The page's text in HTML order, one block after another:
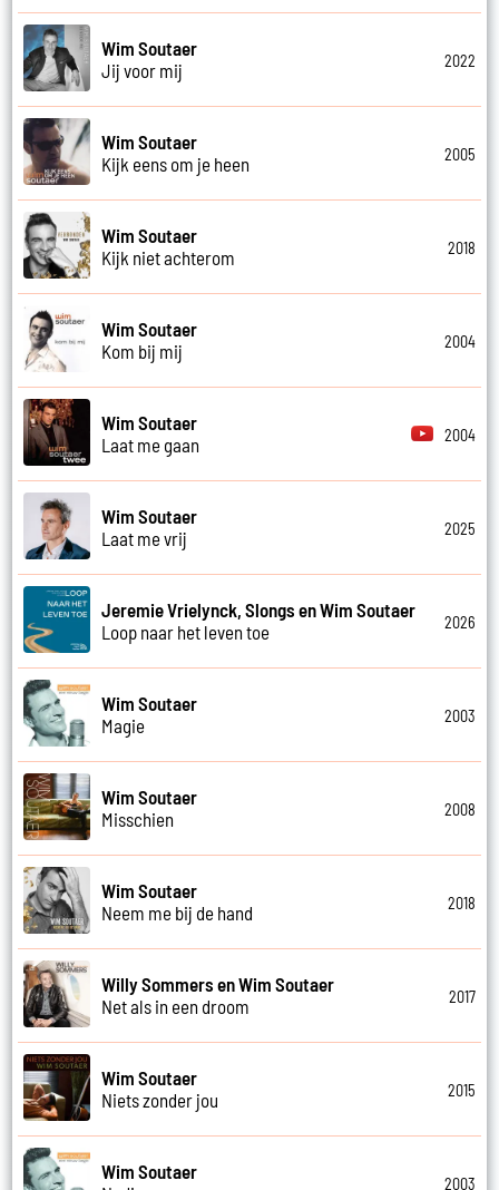
Wim Soutaer
Jij voor mij
2022
Wim Soutaer
Kijk eens om je heen
2005
Wim Soutaer
Kijk niet achterom
2018
Wim Soutaer
Kom bij mij
2004
Wim Soutaer
Laat me gaan
2004
Wim Soutaer
Laat me vrij
2025
Jeremie Vrielynck, Slongs en Wim Soutaer
Loop naar het leven toe
2026
Wim Soutaer
Magie
2003
Wim Soutaer
Misschien
2008
Wim Soutaer
Neem me bij de hand
2018
Willy Sommers en Wim Soutaer
Net als in een droom
2017
Wim Soutaer
Niets zonder jou
2015
Wim Soutaer
2003